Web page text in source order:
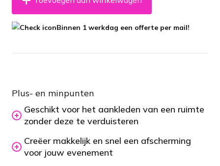
Binnen 1 werkdag een offerte per mail!
Plus- en minpunten
Geschikt voor het aankleden van een ruimte
zonder deze te verduisteren
Creëer makkelijk en snel een afscherming
voor jouw evenement